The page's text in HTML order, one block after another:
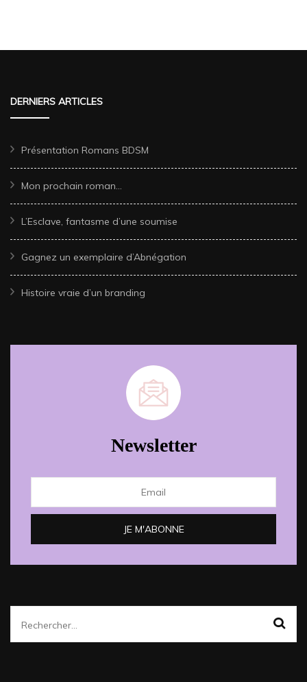
DERNIERS ARTICLES
Présentation Romans BDSM
Mon prochain roman…
L’Esclave, fantasme d’une soumise
Gagnez un exemplaire d’Abnégation
Histoire vraie d’un branding
Newsletter
Rechercher :